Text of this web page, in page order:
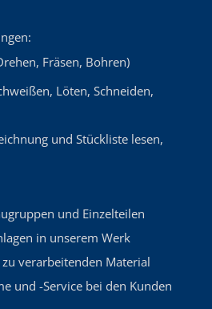
Fräsen, Bohren)
Löten, Schneiden,
und Stückliste lesen,
und Einzelteilen
in unserem Werk
verarbeitenden Material
und -Service bei den Kunden